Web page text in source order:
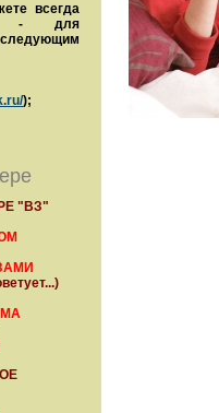
всегда
для
);
"ВЗ"